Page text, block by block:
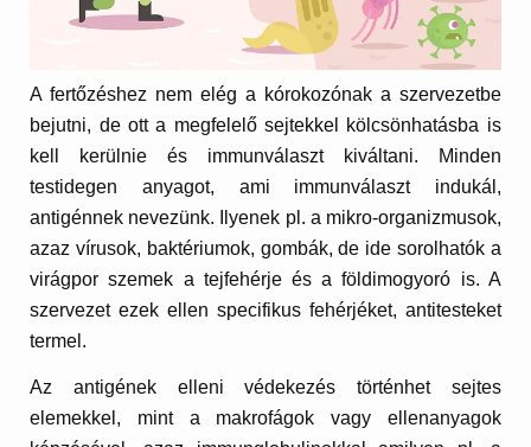
A fertőzéshez nem elég a kórokozónak a szervezetbe
bejutni, de ott a megfelelő sejtekkel kölcsönhatásba is
kell kerülnie és immunválaszt kiváltani. Minden
testidegen anyagot, ami immunválaszt indukál,
antigénnek nevezünk. Ilyenek pl. a mikro-organizmusok,
azaz vírusok, baktériumok, gombák, de ide sorolhatók a
virágpor szemek a tejfehérje és a földimogyoró is. A
szervezet ezek ellen specifikus fehérjéket, antitesteket
termel.
Az antigének elleni védekezés történhet sejtes
elemekkel, mint a makrofágok vagy ellenanyagok